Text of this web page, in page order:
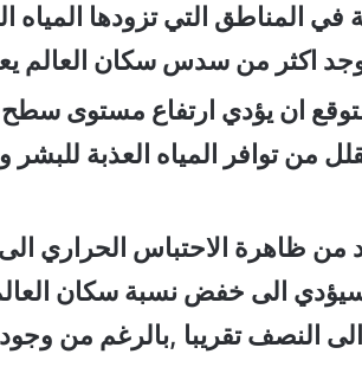
في المناطق التي تزودها المياه
اكثر من سدس سكان العالم
ان يؤدي ارتفاع مستوى سطح
من توافر المياه العذبة للبشر
الى خفض نسبة سكان
الى النصف تقريبا ,بالرغم من